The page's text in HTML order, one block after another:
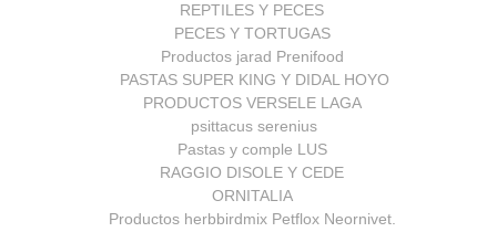
REPTILES Y PECES
PECES Y TORTUGAS
Productos jarad Prenifood
PASTAS SUPER KING Y DIDAL HOYO
PRODUCTOS VERSELE LAGA
psittacus serenius
Pastas y comple LUS
RAGGIO DISOLE Y CEDE
ORNITALIA
Productos herbbirdmix Petflox Neornivet.